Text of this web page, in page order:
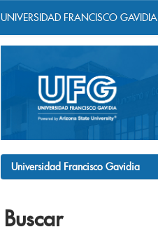
UNIVERSIDAD FRANCISCO GAVIDIA
Universidad Francisco Gavidia
Buscar